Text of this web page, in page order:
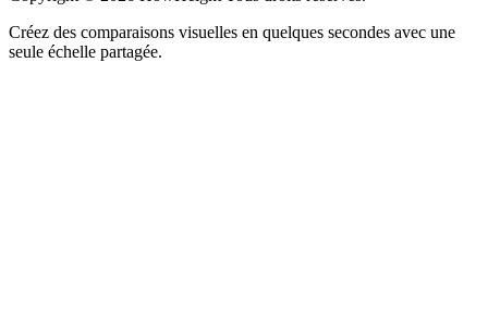
Créez des comparaisons visuelles en quelques secondes avec une
seule échelle partagée.